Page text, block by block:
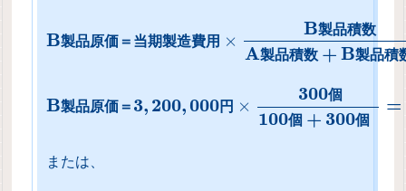
B製品原価＝ 当期製造費用 ×
B製品積数
A製品積数 + B製品積
B製品原価＝ 3, 200,000円 ×
300個
100個 + 300個
=
または、